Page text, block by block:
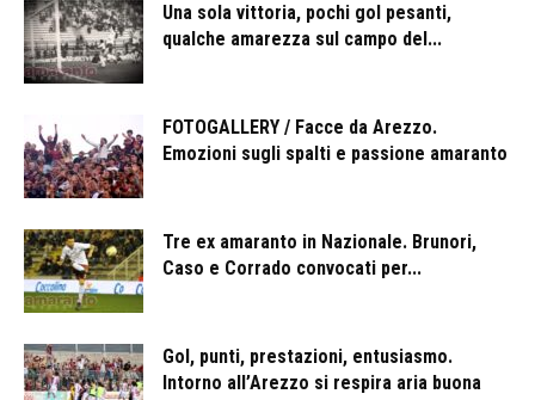
Una sola vittoria, pochi gol pesanti,
qualche amarezza sul campo del...
FOTOGALLERY / Facce da Arezzo.
Emozioni sugli spalti e passione amaranto
Tre ex amaranto in Nazionale. Brunori,
Caso e Corrado convocati per...
Gol, punti, prestazioni, entusiasmo.
Intorno all’Arezzo si respira aria buona